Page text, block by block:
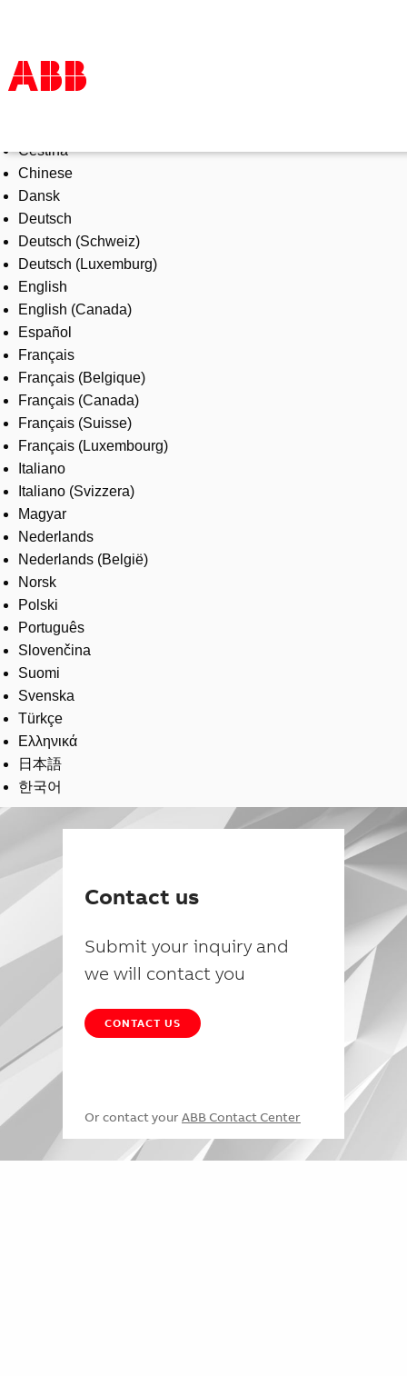
Products & Solutions
Industries
Services
About us
Where to buy
Contact us
Careers
Čeština
Chinese
Dansk
Deutsch
Deutsch (Schweiz)
Deutsch (Luxemburg)
English
English (Canada)
Español
Français
Français (Belgique)
Français (Canada)
Français (Suisse)
Français (Luxembourg)
Italiano
Italiano (Svizzera)
Magyar
Nederlands
Nederlands (België)
Norsk
Polski
Português
Slovenčina
Suomi
Svenska
Türkçe
Ελληνικά
日本語
한국어
Contact us
Submit your inquiry and
we will contact you
CONTACT US
Or contact your ABB Contact Center